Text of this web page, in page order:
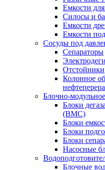
Емкости
Силосы и
Емкости
Емкости
Сосуды под
Сепараторы
Отстойники
Колонное
Блочно-
Блоки
(BMC)
Блоки
Блоки
Блоки
Насосные
Блочные